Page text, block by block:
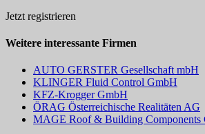
Jetzt registrieren
Weitere interessante Firmen
AUTO GERSTER Gesellschaft mbH
KLINGER Fluid Control GmbH
KFZ-Krogger GmbH
ÖRAG Österreichische Realitäten AG
MAGE Roof & Building Components